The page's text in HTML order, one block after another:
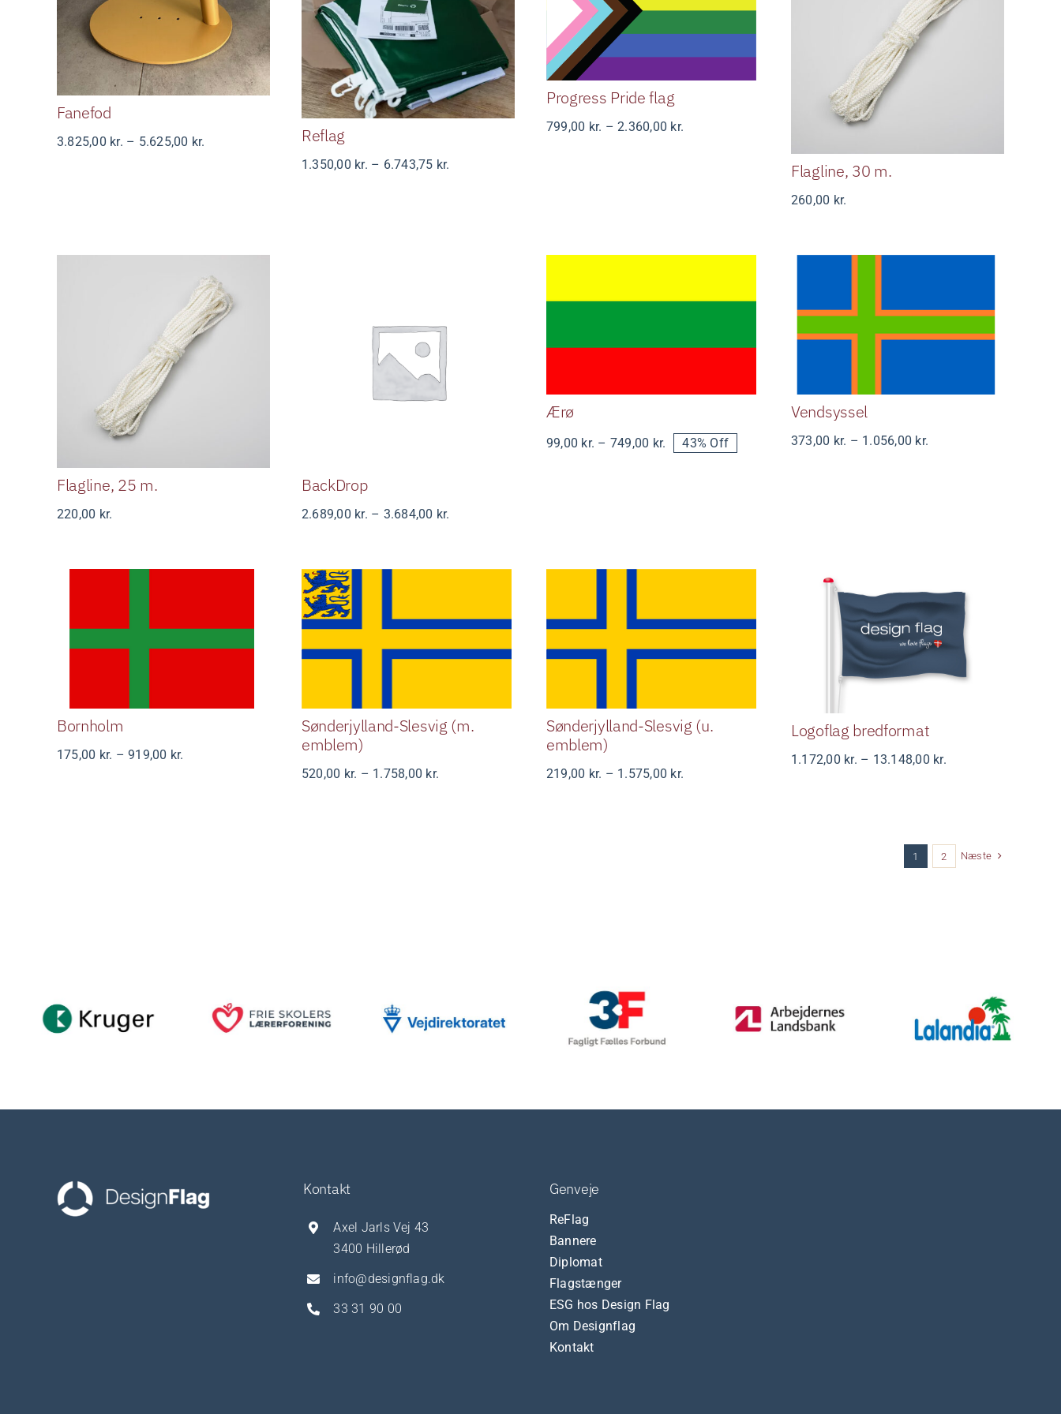
Fanefod
Fanefod
3.825,00 kr. – 5.625,00 kr.
Reflag
Reflag
1.350,00 kr. – 6.743,75 kr.
Progress Pride flag
Progress Pride flag
799,00 kr. – 2.360,00 kr.
Flagline, 30 m.
Flagline, 30 m.
260,00 kr.
Flagline, 25 m.
Flagline, 25 m.
220,00 kr.
BackDrop
BackDrop
2.689,00 kr. – 3.684,00 kr.
Ærø
99,00 kr. – 749,00 kr. Prisinterval:
99,00 kr.
43% Off
Vendsyssel
Vendsyssel
373,00 kr. – 1.056,00 kr.
Bornholm
175,00 kr. – 919,00 kr.
Sønderjylland-
Slesvig (m. emblem)
Sønderjylland-Slesvig (m.
emblem)
520,00 kr. – 1.758,00 kr.
Sønderjylland-
Slesvig (u. emblem)
Sønderjylland-Slesvig (u.
emblem)
219,00 kr. – 1.575,00 kr.
Logoflag bredformat
Logoflag bredformat
1.172,00 kr. – 13.148,00 kr.
1 2 Næste
Kontakt
Axel Jarls Vej 43
3400 Hillerød
info@designflag.dk
33 31 90 00
Genveje
ReFlag
Bannere
Diplomat
Flagstænger
ESG hos Design Flag
Om Designflag
Kontakt